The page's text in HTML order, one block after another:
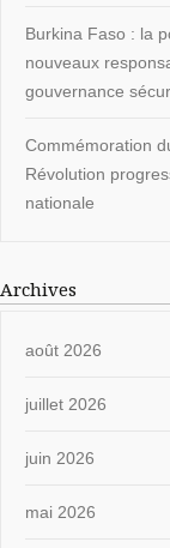
Burkina Faso : la
nouveaux
gouvernance
Commémoration
Révolution
nationale
Archives
août 2026
juillet 2026
juin 2026
mai 2026